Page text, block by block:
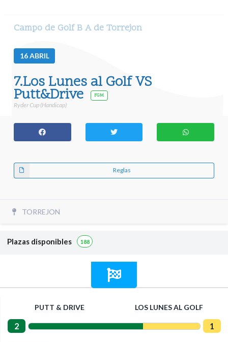
Campo de Golf B A de Torrejon
16ABRIL
7.Los Lunes al Golf VS
Putt&Drive FGM
Ryder Cup (Handicap)
Reglas
TORREJON
Plazas disponibles 188
PUTT & DRIVE LOS LUNES AL GOLF
2 1